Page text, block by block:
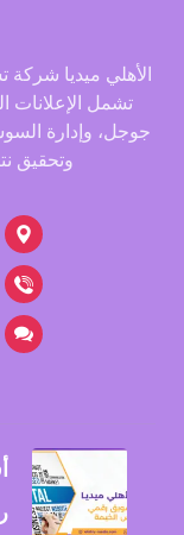
الأهلي ميديا شركة
تشمل الإعلانات
جوجل، وإدارة
وتحقيق